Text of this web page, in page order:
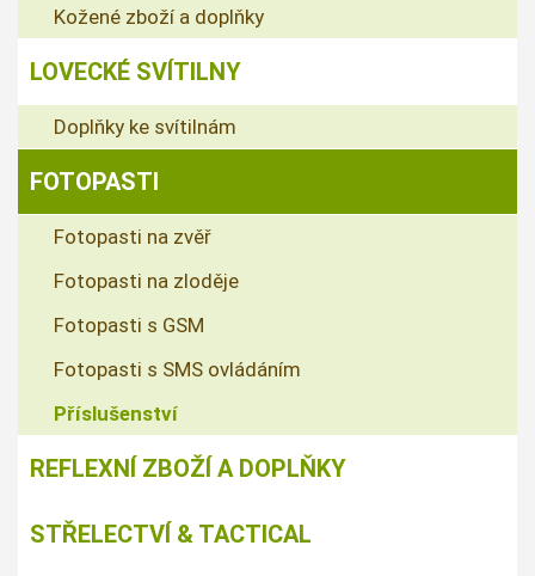
Kožené zboží a doplňky
LOVECKÉ SVÍTILNY
Doplňky ke svítilnám
FOTOPASTI
Fotopasti na zvěř
Fotopasti na zloděje
Fotopasti s GSM
Fotopasti s SMS ovládáním
Příslušenství
REFLEXNÍ ZBOŽÍ A DOPLŇKY
STŘELECTVÍ & TACTICAL